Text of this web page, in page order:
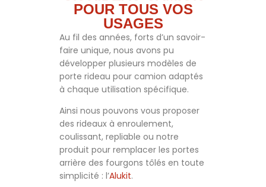
POUR TOUS VOS
USAGES
Au fil des années, forts d’un savoir-
faire unique, nous avons pu
développer plusieurs modèles de
porte rideau pour camion adaptés
à chaque utilisation spécifique.
Ainsi nous pouvons vous proposer
des rideaux à enroulement,
coulissant, repliable ou notre
produit pour remplacer les portes
arrière des fourgons tôlés en toute
simplicité : l’Alukit.